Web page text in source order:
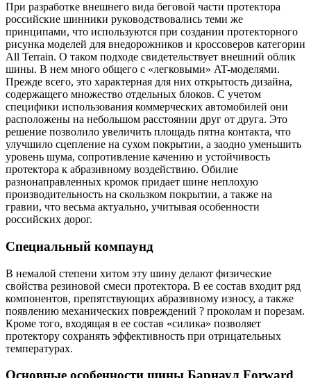
При разработке внешнего вида беговой части протектора
российские шинники руководствовались теми же
принципами, что используются при создании протекторного
рисунка моделей для внедорожников и кроссоверов категории
All Terrain. О таком подходе свидетельствует внешний облик
шины. В нем много общего с «легковыми» AT-моделями.
Прежде всего, это характерная для них открытость дизайна,
содержащего множество отдельных блоков. С учетом
специфики использования коммерческих автомобилей они
расположены на небольшом расстоянии друг от друга. Это
решение позволило увеличить площадь пятна контакта, что
улучшило сцепление на сухом покрытии, а заодно уменьшить
уровень шума, сопротивление качению и устойчивость
протектора к абразивному воздействию. Обилие
разнонаправленных кромок придает шине неплохую
производительность на скользком покрытии, а также на
гравии, что весьма актуально, учитывая особенности
российских дорог.
Специальный компаунд
В немалой степени хитом эту шину делают физические
свойства резиновой смеси протектора. В ее состав входит ряд
компонентов, препятствующих абразивному износу, а также
появлению механических повреждений ? проколам и порезам.
Кроме того, входящая в ее состав «силика» позволяет
протектору сохранять эффективность при отрицательных
температурах.